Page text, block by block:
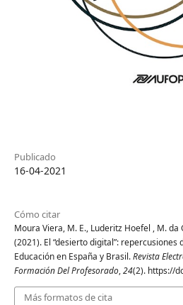
Publicado
16-04-2021
Cómo citar
Moura Viera, M. E., Luderitz Hoefel , M. da
(2021). El “desierto digital”: repercusiones
Educación en España y Brasil.Revista
Formación Del Profesorado,24(2). https://
Más formatos de cita